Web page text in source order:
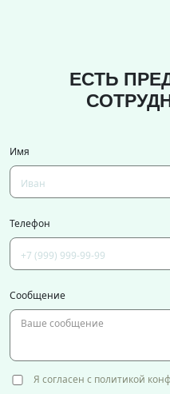
ЕСТЬ
Имя
Телефон
Сообщение
Я согласен с политикой